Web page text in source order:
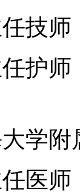
技师
护师
附
医